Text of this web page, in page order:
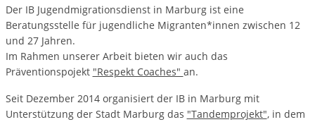
Der IB Jugendmigrationsdienst in Marburg ist eine
Beratungsstelle für jugendliche Migranten*innen zwischen 12
und 27 Jahren.
Im Rahmen unserer Arbeit bieten wir auch das
Präventionspojekt "Respekt Coaches" an.
Seit Dezember 2014 organisiert der IB in Marburg mit
Unterstützung der Stadt Marburg das "Tandemprojekt", in dem